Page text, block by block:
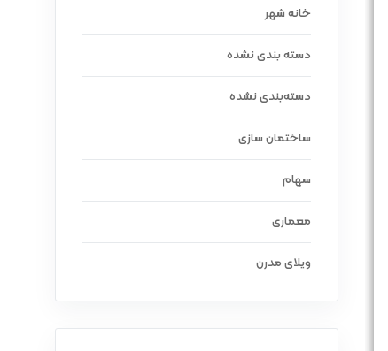
خانه شهر
دسته بندی نشده
دسته‌بندی نشده
ساختمان سازی
سهام
معماری
ویلای مدرن